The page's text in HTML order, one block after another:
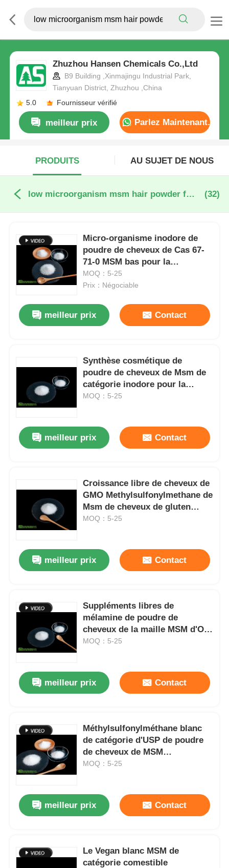
Zhuzhou Hansen Chemicals Co.,Ltd
B9 Building ,Xinmajingu Industrial Park,
Tianyuan District, Zhuzhou ,China
5.0
Fournisseur vérifié
meilleur prix Parlez Maintenant.
PRODUITS AU SUJET DE NOUS
low microorganism msm hair powder fabrication en ligne (32)
Micro-organisme inodore de
poudre de cheveux de Cas 67-
71-0 MSM bas pour la
croissance de cheveux
MOQ：5-25
Prix：Négociable
meilleur prix Contact
Synthèse cosmétique de
poudre de cheveux de Msm de
catégorie inodore pour la
croissance naturelle de
MOQ：5-25
meilleur prix Contact
Croissance libre de cheveux de
GMO Methylsulfonylmethane de
Msm de cheveux de gluten
naturel de poudre
MOQ：5-25
meilleur prix Contact
Suppléments libres de
mélamine de poudre de
cheveux de la maille MSM d'OIN
20 - 40 pour la croissance de
MOQ：5-25
meilleur prix Contact
Méthylsulfonylméthane blanc
de catégorie d'USP de poudre
de cheveux de MSM
d'approbation de GMP pour des
MOQ：5-25
meilleur prix Contact
Le Vegan blanc MSM de
catégorie comestible